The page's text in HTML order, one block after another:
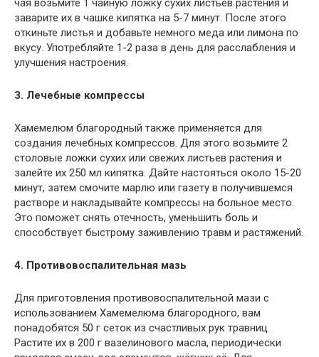
чая возьмите 1 чайную ложку сухих листьев растения и
заварите их в чашке кипятка на 5-7 минут. После этого
откиньте листья и добавьте немного меда или лимона по
вкусу. Употребляйте 1-2 раза в день для расслабления и
улучшения настроения.
3. Лечебные компрессы
Хамемелюм благородный также применяется для
создания лечебных компрессов. Для этого возьмите 2
столовые ложки сухих или свежих листьев растения и
залейте их 250 мл кипятка. Дайте настояться около 15-20
минут, затем смочите марлю или газету в получившемся
растворе и накладывайте компрессы на больное место.
Это поможет снять отечность, уменьшить боль и
способствует быстрому заживлению травм и растяжений.
4. Противовоспалительная мазь
Для приготовления противовоспалительной мази с
использованием Хамемелюма благородного, вам
понадобятся 50 г сеток из счастливых рук травниц.
Растите их в 200 г вазелинового масла, периодически